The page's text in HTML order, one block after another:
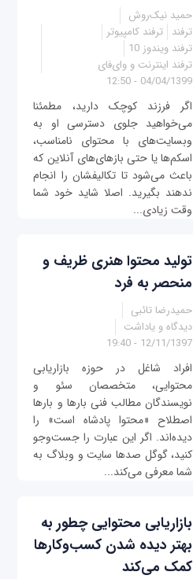
حمید نیک‌روش
ترفند ترفند کامپیوتر
ترفند ویندوز 10
ترفند اینترنت و وای‌فای
04/04/1399 - 12:50
اگر فرزند کوچک دارید، مطمئنا
می‌خواهید جلوی دسترسی او به
وبسایت‌های با محتوای نامناسب،
اسکم‌ها یا حتی بازهای‌های آنلاین که
باعث می‌شود تا تکالیفشان را انجام
ندهند بگیرید. اصلا شاید خود شما
وقت زیادی...
تولید محتوا هنری ظریف و
منحصر به فرد
حمیدرضا تائبی
دیدگاه و یاداشت
12/11/1397 - 19:40
افراد شاغل در حوزه بازاریابی
محتوایی، متخصصان سئو و
نویسندگان مطالب فنی بارها و بارها
اصطلاح «محتوا پادشاه است» را
دیده‌اند. اگر این عبارت را جست‌وجو
کنید، گوگل صدها سایت و وبلاگ به
شما معرفی می‌کند...
بازاریابی محتوایی چطور به
بهتر دیده شدن کسب‌وکارها
کمک می‌کند